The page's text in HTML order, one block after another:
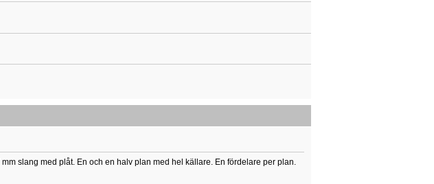
slang med plåt. En och en halv plan med hel källare. En fördelare per plan.